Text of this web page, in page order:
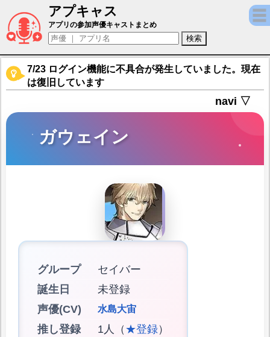
アプキャス
ガウェイン（声優：水島大宙)【Fate/Grand
アプリの参加声優キャストまとめ
7/23 ログイン機能に不具合が発生していました。現在
は復旧しています
navi ▽
ガウェイン
グループ
セイバー
誕生日
未登録
声優(CV)
水島大宙
推し登録 1人（ ★登録）